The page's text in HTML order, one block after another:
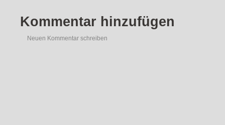
Kommentar hinzufügen
Neuen Kommentar schreiben